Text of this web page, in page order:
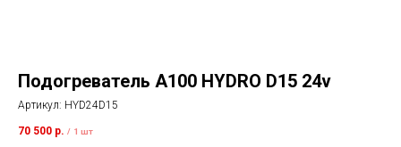
Подогреватель A100 HYDRO D15 24v
Артикул: HYD24D15
70 500 р. / 1 шт